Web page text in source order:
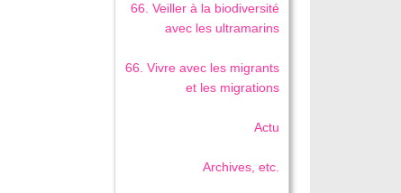
66. Veiller à la biodiversité
avec les ultramarins
66. Vivre avec les migrants
et les migrations
Actu
Archives, etc.